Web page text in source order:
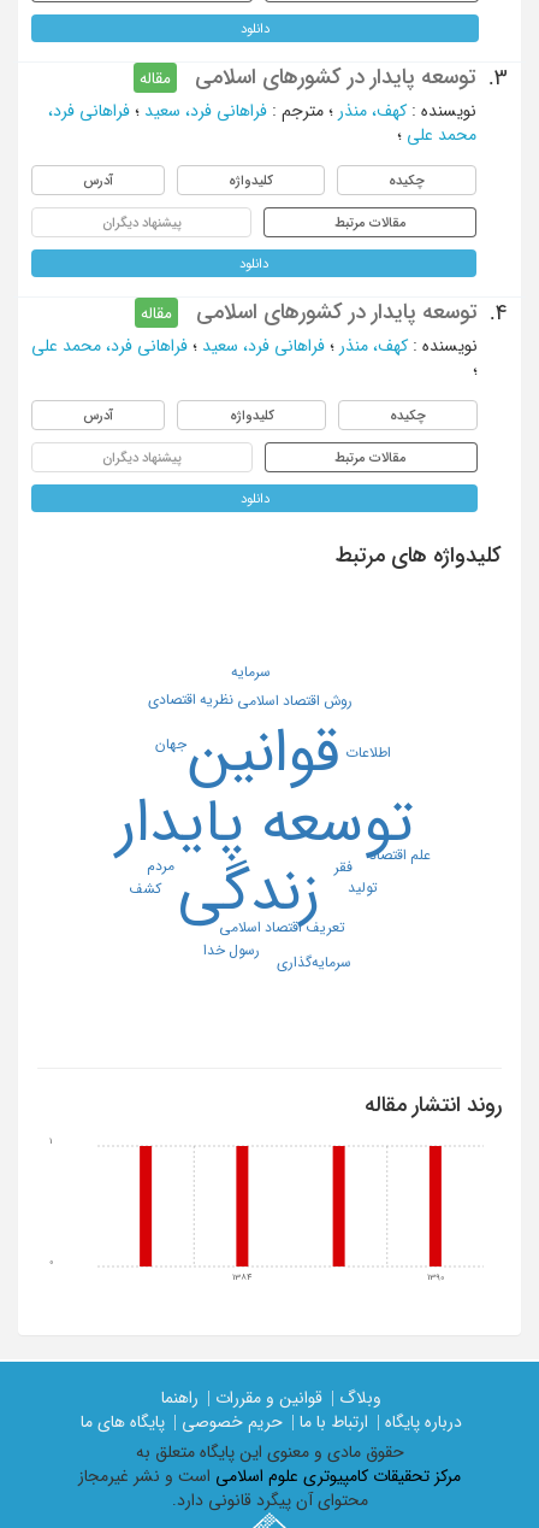
دانلود
3. توسعه پایدار در کشورهای اسلامی
مقاله
نویسنده : کهف، منذر ؛ مترجم : فراهانی فرد، سعید ؛ فراهانی فرد،
محمد علی ؛
چکیده کلیدواژه آدرس
مقالات مرتبط پیشنهاد دیگران
دانلود
4. توسعه پایدار در کشورهای اسلامی
مقاله
نویسنده : کهف، منذر ؛ فراهانی فرد، سعید ؛ فراهانی فرد، محمد علی
؛
چکیده کلیدواژه آدرس
مقالات مرتبط پیشنهاد دیگران
دانلود
کلیدواژه های مرتبط
توسعه پایدار
زندگی
قوانین
تعریف اقتصاد اسلامی
روش اقتصاد اسلامی
علم اقتصاد
نظریه اقتصادی
اطلاعات
تولید
جهان
رسول خدا
سرمایه
سرمایه‌گذاری
فقر
مردم
کشف
روند انتشار مقاله
1384 1390
0
1
وبلاگ | قوانین و مقررات |
راهنما
درباره پایگاه |
ارتباط با ما | حریم خصوصی |
پایگاه های ما
حقوق مادی و معنوی اين پايگاه متعلق به
مرکز تحقیقات کامپیوتری علوم اسلامی است و نشر غیرمجاز
محتوای آن پیگرد قانونی دارد.